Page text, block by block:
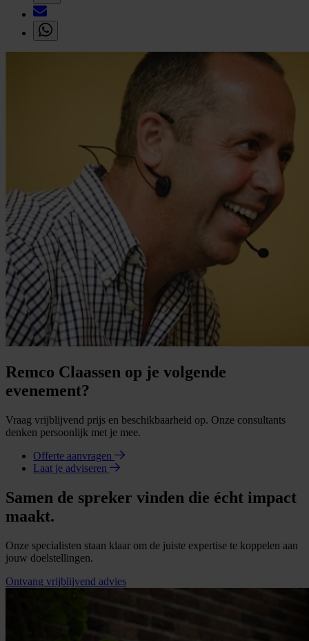
Remco Claassen op je volgende
evenement?
Vraag vrijblijvend prijs en beschikbaarheid op. Onze consultants
denken persoonlijk met je mee.
Offerte aanvragen
Laat je adviseren
Samen de spreker vinden die écht impact
maakt.
Onze specialisten staan klaar om de juiste expertise te koppelen aan
jouw doelstellingen.
Ontvang vrijblijvend advies